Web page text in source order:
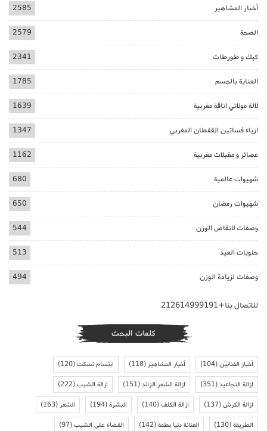
أخبار المشاهير 2585
الصحة 2579
كيك و طورطات 2341
العناية بالجسم 1785
لالة مولاتي اناقة مغربية 1639
ازياء فساتين القفطان المغربي 1347
عصائر و مقبلات مغربية 1162
شهيوات عالمية 680
شهيوات رمضان 650
وصفات لانقاص الوزن 544
حلويات العيد 513
وصفات لزيادة الوزن 494
للاتصال بنا+212614999191
كلمات البحث
أخبار الفنانين(104) أخبار المشاهير(118) ابتسام تسكت(120)
ازالة التجاعيد(351) ازالة الشعر الزائد(151) ازالة الشيب(222)
ازالة الكرش(137) ازالة الكلف(140) البشرة(194) الشعر(163)
الطريقة(130) الفنانة دنيا بطمة(142) القضاء على الشيب(97)